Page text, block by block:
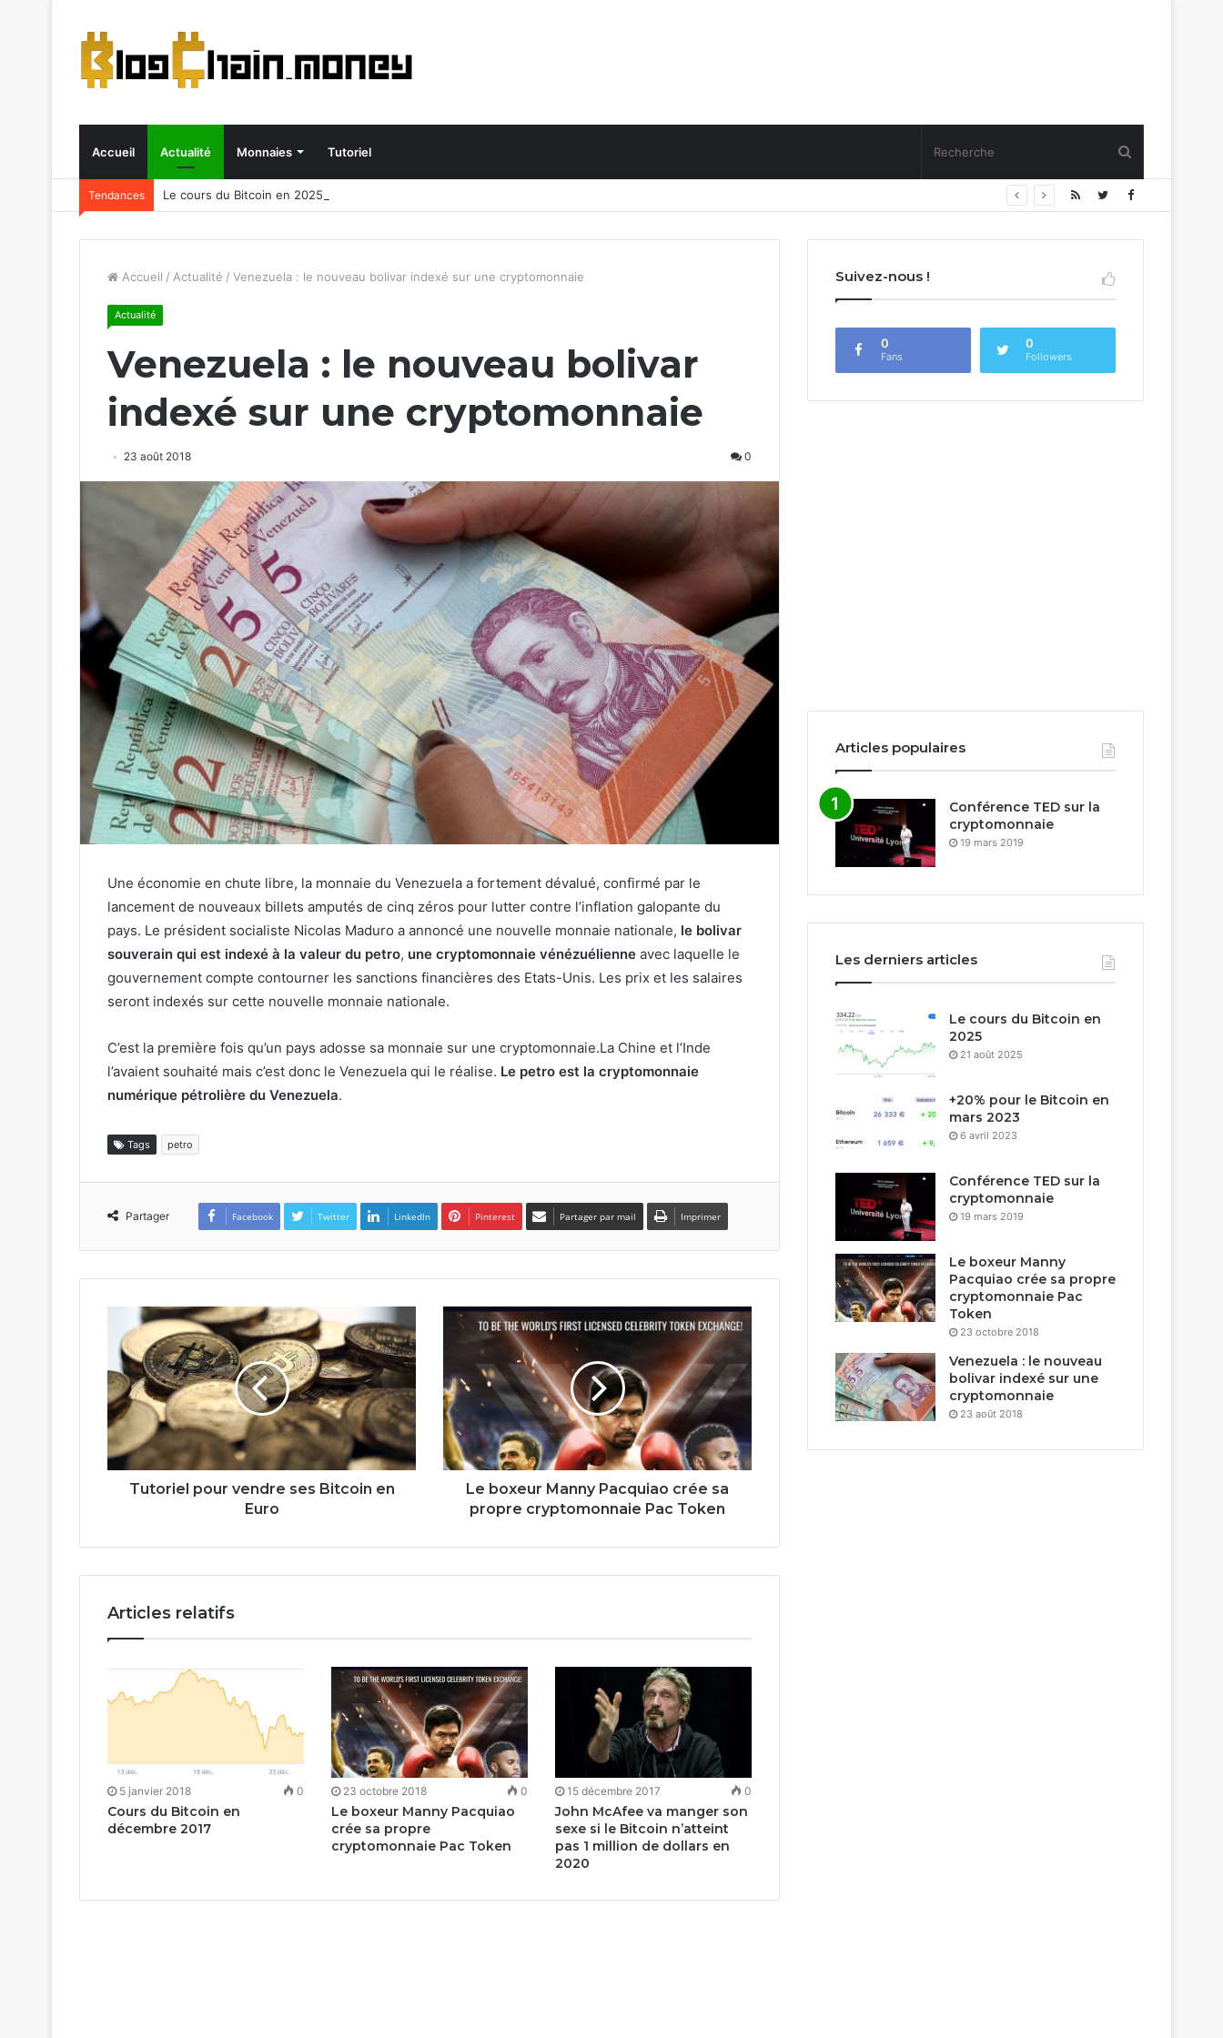
Accueil Actualité Monnaies Tutoriel
Tendances Le cours du Bitcoin en 2025
Accueil / Actualité / Venezuela : le nouveau bolivar indexé sur une cryptomonnaie
Actualité
Venezuela : le nouveau bolivar
indexé sur une cryptomonnaie
23 août 2018 0
Une économie en chute libre, la monnaie du Venezuela a fortement dévalué, confirmé par le
lancement de nouveaux billets amputés de cinq zéros pour lutter contre l’inflation galopante du
pays. Le président socialiste Nicolas Maduro a annoncé une nouvelle monnaie nationale, le bolivar
souverain qui est indexé à la valeur du petro, une cryptomonnaie vénézuélienne avec laquelle le
gouvernement compte contourner les sanctions financières des Etats-Unis. Les prix et les salaires
seront indexés sur cette nouvelle monnaie nationale.
C’est la première fois qu’un pays adosse sa monnaie sur une cryptomonnaie.La Chine et l’Inde
l’avaient souhaité mais c’est donc le Venezuela qui le réalise. Le petro est la cryptomonnaie
numérique pétrolière du Venezuela.
Tags petro
Partager Facebook Twitter LinkedIn Pinterest Partager par mail Imprimer
Tutoriel pour vendre ses Bitcoin en
Euro
Le boxeur Manny Pacquiao crée sa
propre cryptomonnaie Pac Token
Articles relatifs
5 janvier 2018 0
Cours du Bitcoin en
décembre 2017
23 octobre 2018 0
Le boxeur Manny Pacquiao
crée sa propre
cryptomonnaie Pac Token
15 décembre 2017 0
John McAfee va manger son
sexe si le Bitcoin n’atteint
pas 1 million de dollars en
2020
Suivez-nous !
0
Fans
0
Followers
Articles populaires
Conférence TED sur la
cryptomonnaie
19 mars 2019
Les derniers articles
Le cours du Bitcoin en
2025
21 août 2025
+20% pour le Bitcoin en
mars 2023
6 avril 2023
Conférence TED sur la
cryptomonnaie
19 mars 2019
Le boxeur Manny
Pacquiao crée sa propre
cryptomonnaie Pac
Token
23 octobre 2018
Venezuela : le nouveau
bolivar indexé sur une
cryptomonnaie
23 août 2018